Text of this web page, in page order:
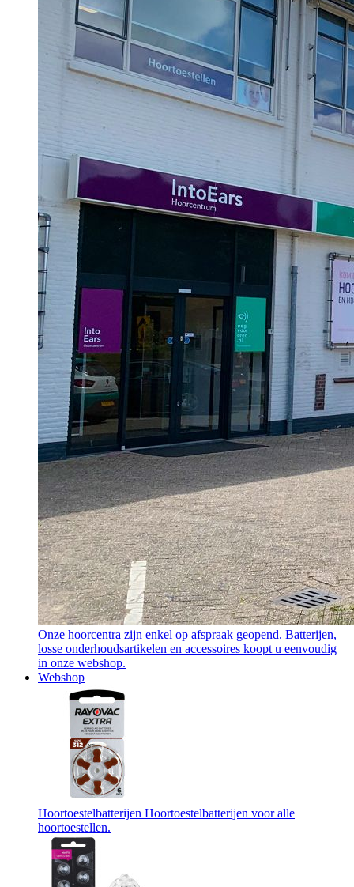
Onze hoorcentra zijn enkel op afspraak geopend. Batterijen,
losse onderhoudsartikelen en accessoires koopt u eenvoudig
in onze webshop.
Webshop
Hoortoestelbatterijen Hoortoestelbatterijen voor alle
hoortoestellen.